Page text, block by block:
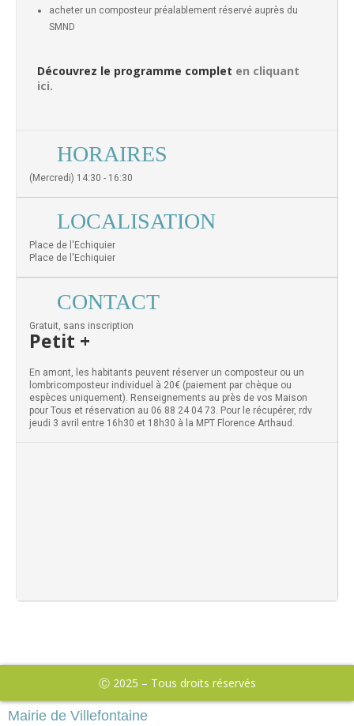
acheter un composteur préalablement réservé auprès du
SMND
Découvrez le programme complet en cliquant
ici.
HORAIRES
(Mercredi) 14:30 - 16:30
LOCALISATION
Place de l'Echiquier
Place de l'Echiquier
CONTACT
Gratuit, sans inscription
Petit +
En amont, les habitants peuvent réserver un composteur ou un
lombricomposteur individuel à 20€ (paiement par chèque ou
espèces uniquement). Renseignements au près de vos Maison
pour Tous et réservation au 06 88 24 04 73. Pour le récupérer, rdv
jeudi 3 avril entre 16h30 et 18h30 à la MPT Florence Arthaud.
Ⓒ 2025 – Tous droits réservés
Mairie de Villefontaine